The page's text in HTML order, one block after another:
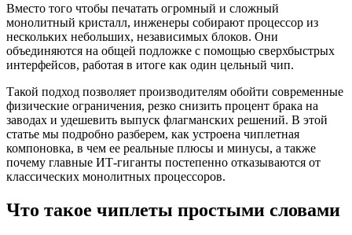
Вместо того чтобы печатать огромный и сложный
монолитный кристалл, инженеры собирают процессор из
нескольких небольших, независимых блоков. Они
объединяются на общей подложке с помощью сверхбыстрых
интерфейсов, работая в итоге как один цельный чип.
Такой подход позволяет производителям обойти современные
физические ограничения, резко снизить процент брака на
заводах и удешевить выпуск флагманских решений. В этой
статье мы подробно разберем, как устроена чиплетная
компоновка, в чем ее реальные плюсы и минусы, а также
почему главные ИТ-гиганты постепенно отказываются от
классических монолитных процессоров.
Что такое чиплеты простыми словами